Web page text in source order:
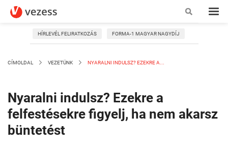
HÍRLEVÉL FELIRATKOZÁS FORMA-1 MAGYAR NAGYDÍJ
CÍMOLDAL VEZETÜNK NYARALNI INDULSZ? EZEKRE A...
Nyaralni indulsz? Ezekre a
felfestésekre figyelj, ha nem akarsz
büntetést